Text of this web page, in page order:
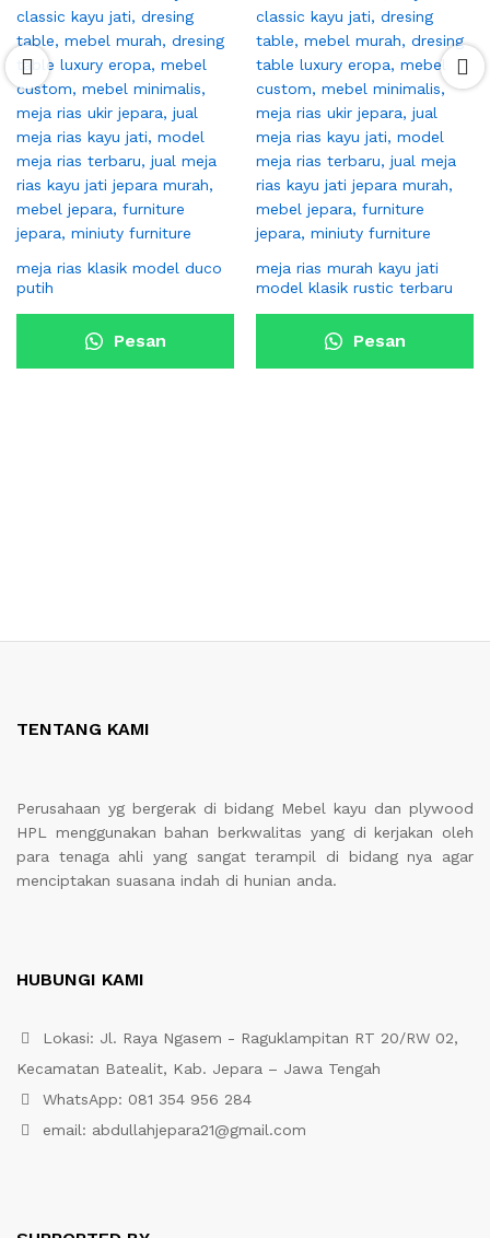
meja rias klasik model duco
putih
Pesan
meja rias murah kayu jati
model klasik rustic terbaru
Pesan
TENTANG KAMI
Perusahaan yg bergerak di bidang Mebel kayu dan plywood
HPL menggunakan bahan berkwalitas yang di kerjakan oleh
para tenaga ahli yang sangat terampil di bidang nya agar
menciptakan suasana indah di hunian anda.
HUBUNGI KAMI
Lokasi: Jl. Raya Ngasem - Raguklampitan RT 20/RW 02,
Kecamatan Batealit, Kab. Jepara – Jawa Tengah
WhatsApp: 081 354 956 284
email: abdullahjepara21@gmail.com